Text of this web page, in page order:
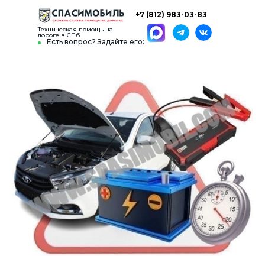
Есть вопрос? Задайте его:
+7 (812) 983-03-83
Техническая помощь на
дороге в СПб